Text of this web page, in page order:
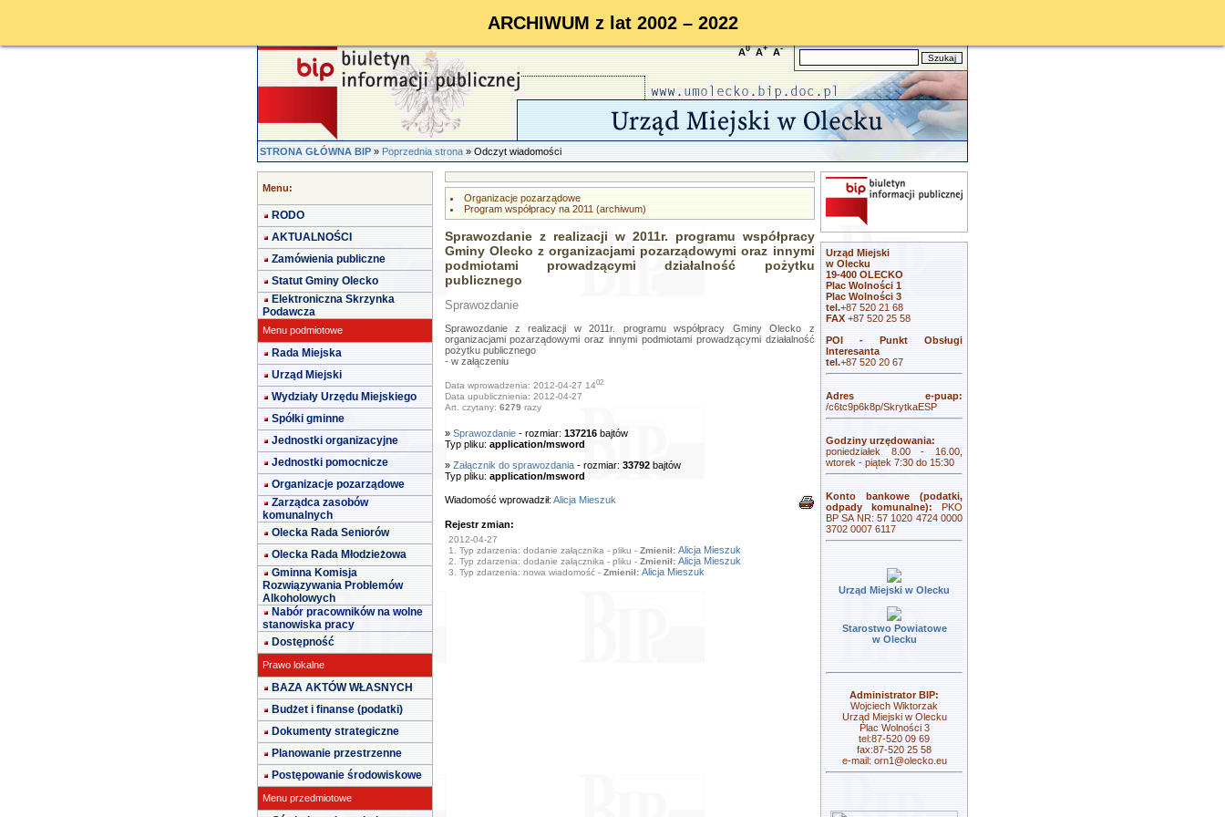
ARCHIWUM z lat 2002 – 2022
A0 A+ A-
STRONA GŁÓWNA BIP»Poprzednia strona» Odczyt wiadomości
Menu:
RODO
AKTUALNOŚCI
Zamówienia publiczne
Statut Gminy Olecko
Elektroniczna Skrzynka
Podawcza
Menu podmiotowe
Rada Miejska
Urząd Miejski
Wydziały Urzędu Miejskiego
Spółki gminne
Jednostki organizacyjne
Jednostki pomocnicze
Organizacje pozarządowe
Zarządca zasobów
komunalnych
Olecka Rada Seniorów
Olecka Rada Młodzieżowa
Gminna Komisja
Rozwiązywania Problemów
Alkoholowych
Nabór pracowników na wolne
stanowiska pracy
Dostępność
Prawo lokalne
BAZA AKTÓW WŁASNYCH
Budżet i finanse (podatki)
Dokumenty strategiczne
Planowanie przestrzenne
Postępowanie środowiskowe
Menu przedmiotowe
Organizacje pozarządowe
Program współpracy na 2011 (archiwum)
Sprawozdanie z realizacji w 2011r. programu współpracy
Gminy Olecko z organizacjami pozarządowymi oraz innymi
podmiotami prowadzącymi działalność pożytku
publicznego
Sprawozdanie
Sprawozdanie z realizacji w 2011r. programu współpracy Gminy Olecko z
organizacjami pozarządowymi oraz innymi podmiotami prowadzącymi działalność
pożytku publicznego
- w załączeniu
Data wprowadzenia: 2012-04-27 1402
Data upublicznienia: 2012-04-27
Art. czytany: 6279 razy
» Sprawozdanie- rozmiar: 137216bajtów
Typ pliku: application/msword
» Załącznik do sprawozdania- rozmiar: 33792bajtów
Typ pliku: application/msword
Wiadomość wprowadził: Alicja Mieszuk
Rejestr zmian:
2012-04-27
1. Typ zdarzenia: dodanie załącznika - pliku - Zmienił: Alicja Mieszuk
2. Typ zdarzenia: dodanie załącznika - pliku - Zmienił: Alicja Mieszuk
3. Typ zdarzenia: nowa wiadomość - Zmienił: Alicja Mieszuk
Urząd Miejski
w Olecku
19-400 OLECKO
Plac Wolności 1
Plac Wolności 3
tel.+87 520 21 68
FAX +87 520 25 58
POI - Punkt Obsługi
Interesanta
tel.+87 520 20 67
Adres e-puap:
/c6tc9p6k8p/SkrytkaESP
Godziny urzędowania:
poniedziałek 8.00 - 16.00,
wtorek - piątek 7:30 do 15:30
Konto bankowe (podatki,
odpady komunalne): PKO
BP SA NR: 57 1020 4724 0000
3702 0007 6117
Urząd Miejski w Olecku
Starostwo Powiatowe
w Olecku
Administrator BIP:
Wojciech Wiktorzak
Urząd Miejski w Olecku
Plac Wolności 3
tel:87-520 09 69
fax:87-520 25 58
e-mail: orn1@olecko.eu